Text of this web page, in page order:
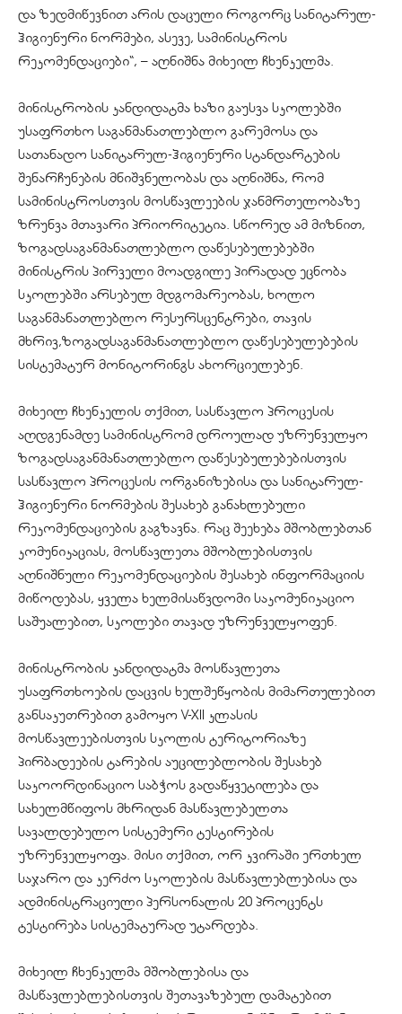
და ზედმიწევნით არის დაცული როგორც სანიტარულ-
ჰიგიენური ნორმები, ასევე, სამინისტროს
რეკომენდაციები“, – აღნიშნა მიხეილ ჩხენკელმა.
მინისტრობის კანდიდატმა ხაზი გაუსვა სკოლებში
უსაფრთხო საგანმანათლებლო გარემოსა და
სათანადო სანიტარულ-ჰიგიენური სტანდარტების
შენარჩუნების მნიშვნელობას და აღნიშნა, რომ
სამინისტროსთვის მოსწავლეების ჯანმრთელობაზე
ზრუნვა მთავარი პრიორიტეტია. სწორედ ამ მიზნით,
ზოგადსაგანმანათლებლო დაწესებულებებში
მინისტრის პირველი მოადგილე პირადად ეცნობა
სკოლებში არსებულ მდგომარეობას, ხოლო
საგანმანათლებლო რესურსცენტრები, თავის
მხრივ,ზოგადსაგანმანათლებლო დაწესებულებების
სისტემატურ მონიტორინგს ახორციელებენ.
მიხეილ ჩხენკელის თქმით, სასწავლო პროცესის
აღდგენამდე სამინისტრომ დროულად უზრუნველყო
ზოგადსაგანმანათლებლო დაწესებულებებისთვის
სასწავლო პროცესის ორგანიზებისა და სანიტარულ-
ჰიგიენური ნორმების შესახებ განახლებული
რეკომენდაციების გაგზავნა. რაც შეეხება მშობლებთან
კომუნიკაციას, მოსწავლეთა მშობლებისთვის
აღნიშნული რეკომენდაციების შესახებ ინფორმაციის
მიწოდებას, ყველა ხელმისაწვდომი საკომუნიკაციო
საშუალებით, სკოლები თავად უზრუნველყოფენ.
მინისტრობის კანდიდატმა მოსწავლეთა
უსაფრთხოების დაცვის ხელშეწყობის მიმართულებით
განსაკუთრებით გამოყო V-XII კლასის
მოსწავლეებისთვის სკოლის ტერიტორიაზე
პირბადეების ტარების აუცილებლობის შესახებ
საკოორდინაციო საბჭოს გადაწყვეტილება და
სახელმწიფოს მხრიდან მასწავლებელთა
სავალდებულო სისტემური ტესტირების
უზრუნველყოფა. მისი თქმით, ორ კვირაში ერთხელ
საჯარო და კერძო სკოლების მასწავლებლებისა და
ადმინისტრაციული პერსონალის 20 პროცენტს
ტესტირება სისტემატურად უტარდება.
მიხეილ ჩხენკელმა მშობლებისა და
მასწავლებლებისთვის შეთავაზებულ დამატებით